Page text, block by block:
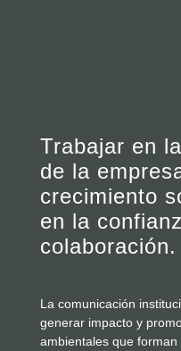
Trabajar en
de la
crecimiento
en la
colaboración.
La comunicación
generar impacto y
ambientales que